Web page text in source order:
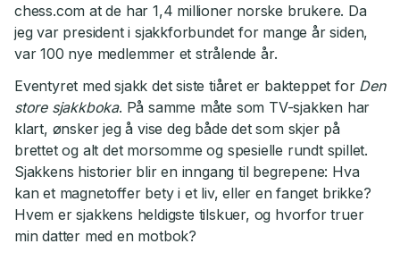
chess.com at de har 1,4 millioner norske brukere. Da
jeg var president i sjakkforbundet for mange år siden,
var 100 nye medlemmer et strålende år.
Eventyret med sjakk det siste tiåret er bakteppet for Den
store sjakkboka. På samme måte som TV-sjakken har
klart, ønsker jeg å vise deg både det som skjer på
brettet og alt det morsomme og spesielle rundt spillet.
Sjakkens historier blir en inngang til begrepene: Hva
kan et magnetoffer bety i et liv, eller en fanget brikke?
Hvem er sjakkens heldigste tilskuer, og hvorfor truer
min datter med en motbok?